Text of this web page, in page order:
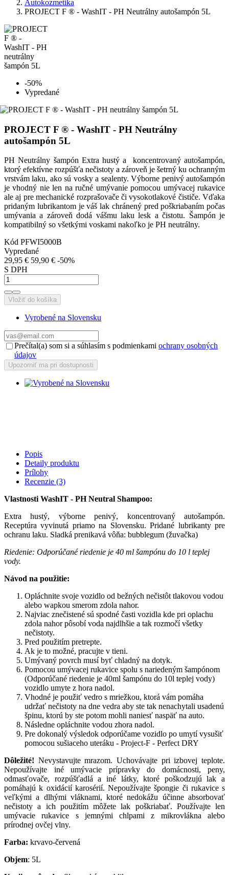
Autokozmetika
PROJECT F ® - WashIT - PH Neutrálny autošampón 5L
-50%
Vypredané
PROJECT F ® - WashIT - PH Neutrálny
autošampón 5L
PH Neutrálny šampón Extra hustý a koncentrovaný autošampón,
ktorý efektívne rozpúšťa nečistoty a zároveň je šetrný ku ochranným
vrstvám laku, ako sú vosky a sealenty. Výborne penivý autošampón
je vhodný nie len na ručné umývanie pomocou umývacej rukavice
ale aj pre mechanické rozprašovače či vysokotlakové čističe. Vďaka
pridaným lubrikantom je váš lak chránený pred poškriabaním počas
umývania a zároveň dodá vášmu laku lesk a čistotu. Šampón je
kompatibilný so všetkými voskami nakoľko je PH neutrálny.
Kód PFWI5000B
Vypredané
29,95 € 59,90 € -50%
S DPH
Vložiť do košíka
Vyrobené na Slovensku
Prečítal(a) som si a súhlasím s podmienkami ochrany osobných
údajov
Popis
Detaily produktu
Prílohy
Recenzie (3)
Vlastnosti WashIT - PH Neutral Shampoo:
Extra hustý, výborne penivý, koncentrovaný autošampón.
Receptúra vyvinutá priamo na Slovensku. Pridané lubrikanty pre
ochranu laku. Sladká prenikavá vôňa: bubblegum (žuvačka)
Riedenie: Odporúčané riedenie je 40 ml šampónu do 10 l teplej
vody.
Návod na použitie:
Opláchnite svoje vozidlo od bežných nečistôt tlakovou vodou
alebo wapkou smerom zdola nahor.
Najviac znečistené sú spodné časti vozidla kde pri oplachu
zdola nahor pôsobí voda najdlhšie a tak rozmočí všetky
nečistoty.
Pred použitím pretrepte.
Ak je to možné, pracujte v tieni.
Umývaný povrch musí byť chladný na dotyk.
Pomocou umývacej rukavice spolu s nariedeným šampónom
(Odporúčané riedenie je 40ml šampónu do 10l teplej vody)
vozidlo umyte z hora nadol.
Vhodné je použiť vedro s mriežkou, ktorá vám pomáha
udržať nečistoty na dne vedra aby ste tak nenachytali usadenú
špinu, ktorú by ste potom mohli naniesť naspäť na auto.
Následne opláchnite vodou zhora nadol.
Pre dokonalý výsledok odporúčame vozidlo po umytí vysušiť
pomocou sušiaceho uteráku - Project-F - Perfect DRY
Dôležité! Nevystavujte mrazom. Uchovávajte pri izbovej teplote.
Nepoužívajte iné umývacie prípravky do domácnosti, peny,
odmasťovače, rozpúšťadlá a iné látky, ktoré poškodzujú lak a
pomáhajú k oxidácií karosérií. Nepoužívajte špongie či rukavice s
veľkými a dlhými vláknami, ktoré nedokážu účinne absorbovať
nečistoty a ich použitím môžete lak poškriabať. Používajte len
umývacie rukavice s jemnými chlpami z mikrovlákna alebo
prírodnej ovčej vlny.
Farba: krvavo-červená
Objem: 5L